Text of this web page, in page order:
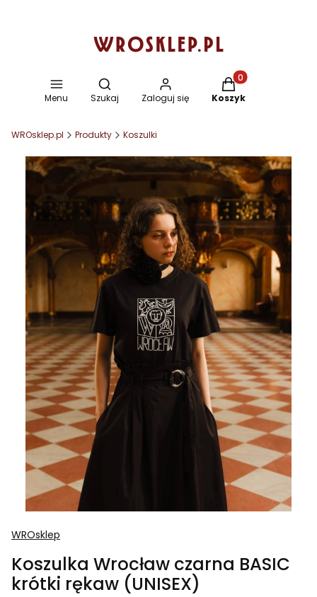
Menu
Otwórz wyszukiwarkę
Szukaj Zaloguj się
Produkty w
Koszyk
WROsklep.pl Produkty Koszulki
WROsklep
Koszulka Wrocław czarna BASIC
krótki rękaw (UNISEX)